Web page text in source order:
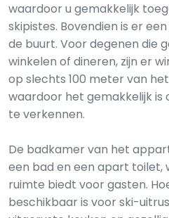
waardoor u gemakkelijk
skipistes. Bovendien is er
de buurt. Voor degenen die
winkelen of dineren, zijn er
op slechts 100 meter van
waardoor het gemakkelijk is
te verkennen.
De badkamer van het
een bad en een apart
ruimte biedt voor gasten.
beschikbaar is voor ski-